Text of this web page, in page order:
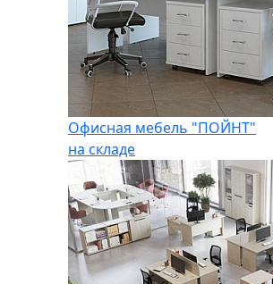
Офисная мебель "ПОЙНТ"
на складе